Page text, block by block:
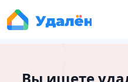
Вы ищете